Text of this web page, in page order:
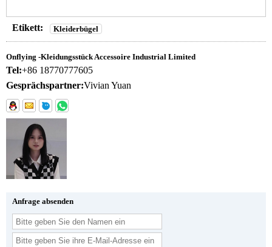
Etikett: Kleiderbügel
Onflying -Kleidungsstück Accessoire Industrial Limited
Tel:+86 18770777605
Gesprächspartner:Vivian Yuan
Anfrage absenden